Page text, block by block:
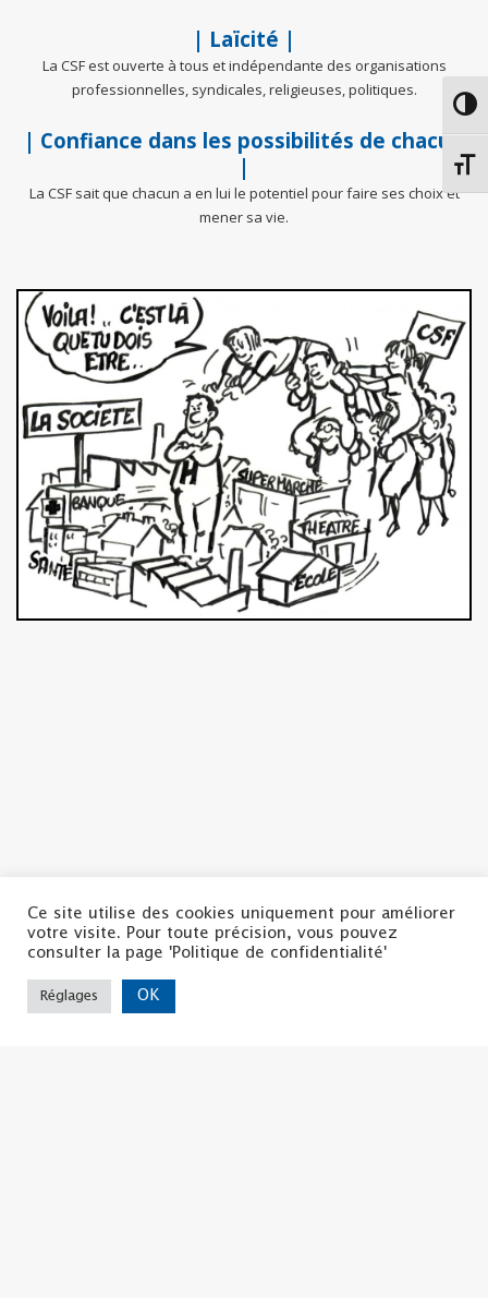
| Laïcité |
La CSF est ouverte à tous et indépendante des organisations
professionnelles, syndicales, religieuses, politiques.
| Confiance dans les possibilités de chacun
|
La CSF sait que chacun a en lui le potentiel pour faire ses choix et
mener sa vie.
Ce site utilise des cookies uniquement pour améliorer
votre visite. Pour toute précision, vous pouvez
consulter la page 'Politique de confidentialité'
Réglages OK